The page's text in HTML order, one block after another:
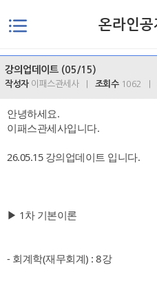
본문으로 바로가기
온라인공
강의업데이트 (05/15)
작성자이패스관세사 | 조회수1062 |
안녕하세요.
이패스관세사입니다.
26.05.15 강의업데이트 입니다.
▶ 1차 기본이론
- 회계학(재무회계) : 8강